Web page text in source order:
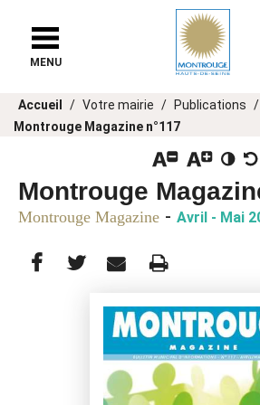
MENU
Vous
êtes
Accueil Votre mairie
Publications
Montrouge Magazine n°117
Montrouge
Montrouge Magazine - Avril - Mai
Partager
Partager
page
sur
Partager
page
par
Imprimer